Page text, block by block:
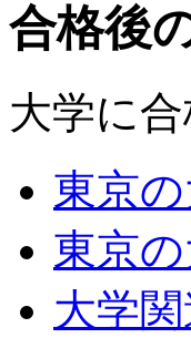
合格後
大学に
東京の
東京
大学